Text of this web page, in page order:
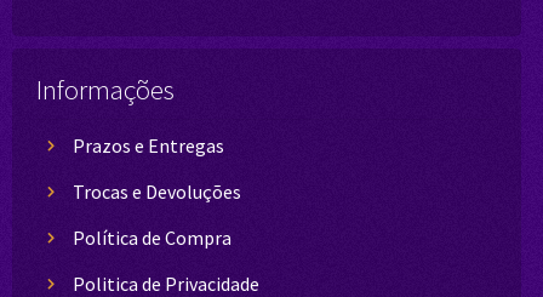
Informações
Prazos e Entregas
Trocas e Devoluções
Política de Compra
Politica de Privacidade